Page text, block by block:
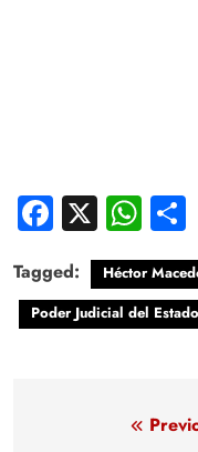
Facebook
X
Tagged:
Héctor
Poder Judicial del
Navegación